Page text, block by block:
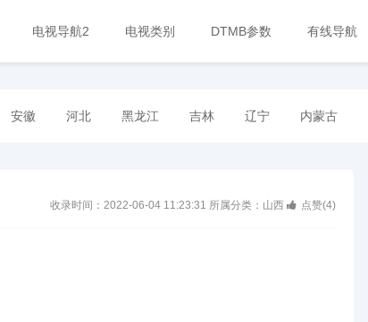
电视导航2 电视类别 DTMB参数 有线导航
安徽 河北 黑龙江 吉林 辽宁 内蒙古
收录时间：2022-06-04 11:23:31 所属分类：山西 点赞(4)